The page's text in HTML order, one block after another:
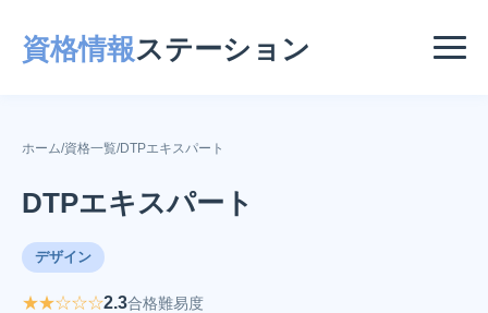
資格情報ステーション
ホーム/資格一覧/DTPエキスパート
DTPエキスパート
デザイン
★★☆☆☆2.3合格難易度